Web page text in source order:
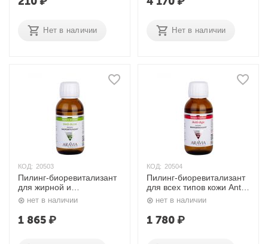
Нет в наличии Нет в наличии
КОД: 20503
Пилинг-биоревитализант
для жирной и
проблемной кожи Anti-
Acne Renew Biopeel, 100
мл. Aravia
нет в наличии
1 865₽
КОД: 20504
Пилинг-биоревитализант
для всех типов кожи Anti-
Age Renew Biopeel, 100
мл. Aravia
нет в наличии
1 780₽